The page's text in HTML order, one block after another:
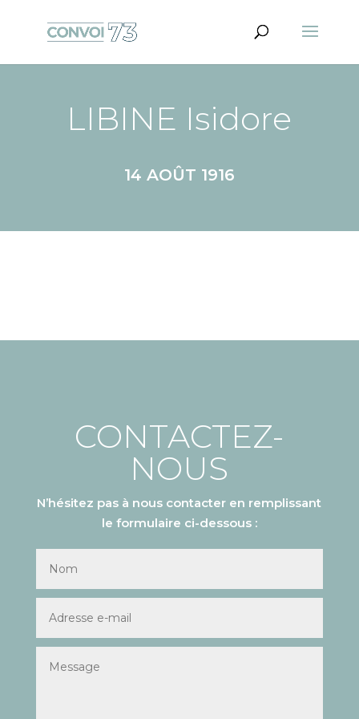
LIBINE Isidore
14 AOÛT 1916
CONTACTEZ-
NOUS
N’hésitez pas à nous contacter en remplissant
le formulaire ci-dessous :